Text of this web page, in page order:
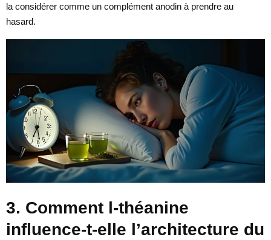
la considérer comme un complément anodin à prendre au
hasard.
3. Comment l-théanine
influence-t-elle l’architecture du